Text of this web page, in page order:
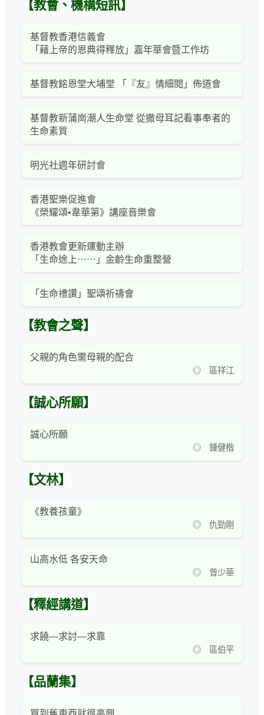
【教會、機構短訊】
基督教香港信義會
「藉上帝的恩典得釋放」嘉年華會暨工作坊
基督教銘恩堂大埔堂 「『友』情細閱」佈道會
基督教新蒲崗潮人生命堂 從撒母耳記看事奉者的
生命素質
明光社週年研討會
香港聖樂促進會
《榮耀頌•韋華第》講座音樂會
香港教會更新運動主辦
「生命途上⋯⋯」金齡生命重整營
「生命禮讚」聖頌祈禱會
【教會之聲】
父親的角色需母親的配合
◎ 區祥江
【誠心所願】
誠心所願
◎ 鍾健楷
【文林】
《教養孩童》
◎ 仇勁剛
山高水低 各安天命
◎ 曾少華
【釋經講道】
求饒—求討—求靠
◎ 區伯平
【品蘭集】